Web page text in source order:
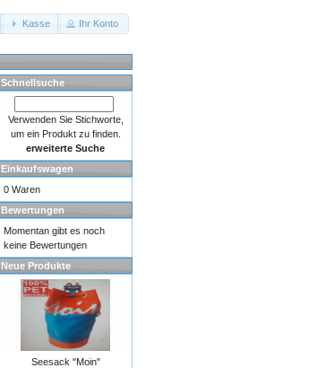
Kasse Ihr Konto
Schnellsuche
Verwenden Sie Stichworte,
um ein Produkt zu finden.
erweiterte Suche
Einkaufswagen
0 Waren
Bewertungen
Momentan gibt es noch
keine Bewertungen
Neue Produkte
Seesack "Moin"